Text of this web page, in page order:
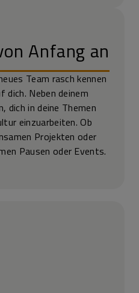
Anfang an
Team rasch kennen
Neben deinem
dich in deine Themen
einzuarbeiten. Ob
Projekten oder
Pausen oder Events.